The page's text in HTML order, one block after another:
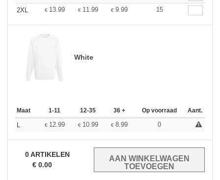
2XL
€ 13.99 € 11.99 € 9.99 15
White
Maat 1-11 12-35 36 + Op voorraad Aant.
L € 12.99 € 10.99 € 8.99 0
0ARTIKELEN
€ 0.00